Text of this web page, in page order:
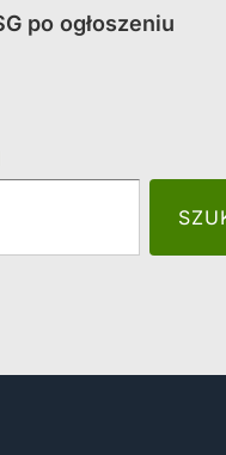
po ogłoszeniu